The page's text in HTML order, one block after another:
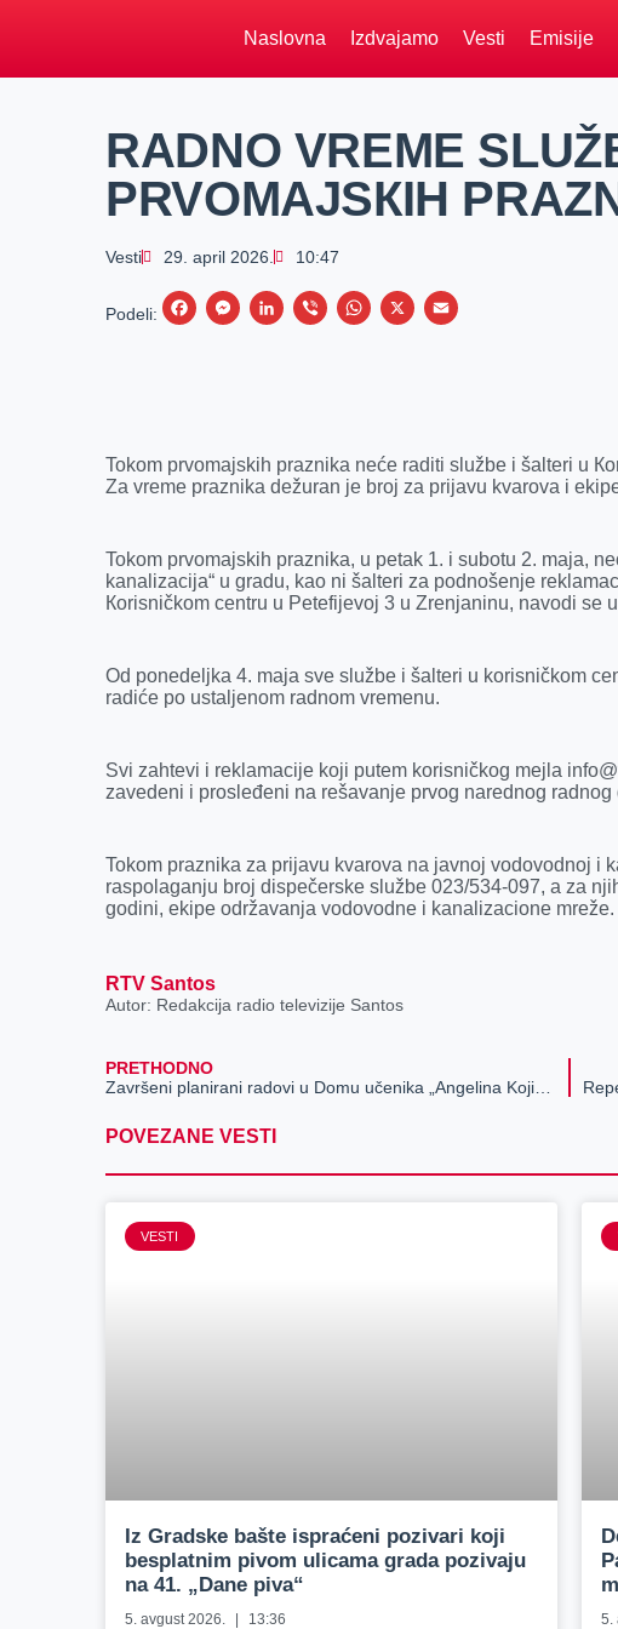
Naslovna Izdvajamo Vesti Emisije
RADNO VREME
PRVOMAJSКIH
Vesti 29. april 2026. 10:47
Podeli:
F
o
M
n
r
L
d
V
W
A
X
Tokom prvomajskih praznika neće raditi službe i šalteri u
Za vreme praznika dežuran je broj za prijavu kvarova i
Tokom prvomajskih praznika, u petak 1. i subotu 2. maja,
kanalizacija“ u gradu, kao ni šalteri za podnošenje
Кorisničkom centru u Petefijevoj 3 u Zrenjaninu, navodi se
Od ponedeljka 4. maja sve službe i šalteri u korisničkom
radiće po ustaljenom radnom vremenu.
Svi zahtevi i reklamacije koji putem korisničkog mejla
zavedeni i prosleđeni na rešavanje prvog narednog radnog
Tokom praznika za prijavu kvarova na javnoj vodovodnoj i
raspolaganju broj dispečerske službe 023/534-097, a za
godini, ekipe održavanja vodovodne i kanalizacione mreže.
RTV Santos
Autor: Redakcija radio televizije Santos
PRETHODNO
POVEZANE VESTI
VESTI
Iz Gradske bašte ispraćeni pozivari koji
besplatnim pivom ulicama grada pozivaju
na 41. „Dane piva“
5. avgust 2026. 13:36 5.